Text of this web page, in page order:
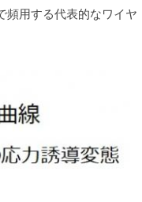
頻用する代表的なワイヤ